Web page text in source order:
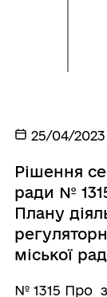
25/04/2023
Рішення
ради №
Плану
міської
№ 1315 Про